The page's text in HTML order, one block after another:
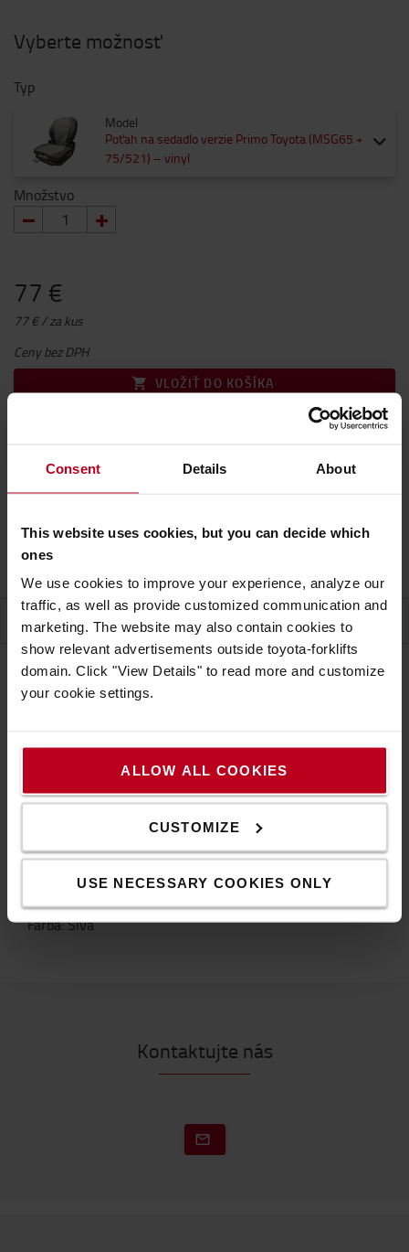
Consent Details About
This website uses cookies, but you can decide which
ones
We use cookies to improve your experience, analyze our
traffic, as well as provide customized communication and
marketing. The website may also contain cookies to
show relevant advertisements outside toyota-forklifts
domain. Click "View Details" to read more and customize
your cookie settings.
ALLOW ALL COOKIES
CUSTOMIZE
USE NECESSARY COOKIES ONLY
Vyberte možnosť
Typ
Model
Poťah na sedadlo verzie Primo Toyota (MSG65 +
75/521) – vinyl
Množstvo
77 €
77 € / za kus
Ceny bez DPH
VLOŽIŤ DO KOŠÍKA
Predpokladaný dodací termín na dopyt
4,90 €za
objednávku)
Záruka
ŠPECIFIKÁCIA
Vďaka tomuto prispôsobenému poťahu na sedadlo
predĺžite životnosť vášho sedadla. Dostupný v rôznych
variantoch pre mnohé sedadlá. Varianty: - Látka Alcanta,
bočné panely z umelej kože (vinyl) - Látka Alcanta -
umelá koža (vinyl) - jahňacia koža
Špecifikácia
Farba:Sivá
Kontaktujte nás